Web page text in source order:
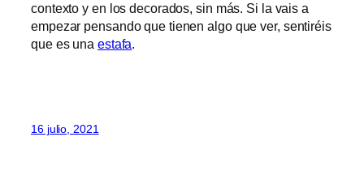
contexto y en los decorados, sin más. Si la vais a
empezar pensando que tienen algo que ver, sentiréis
que es una estafa.
16 julio, 2021